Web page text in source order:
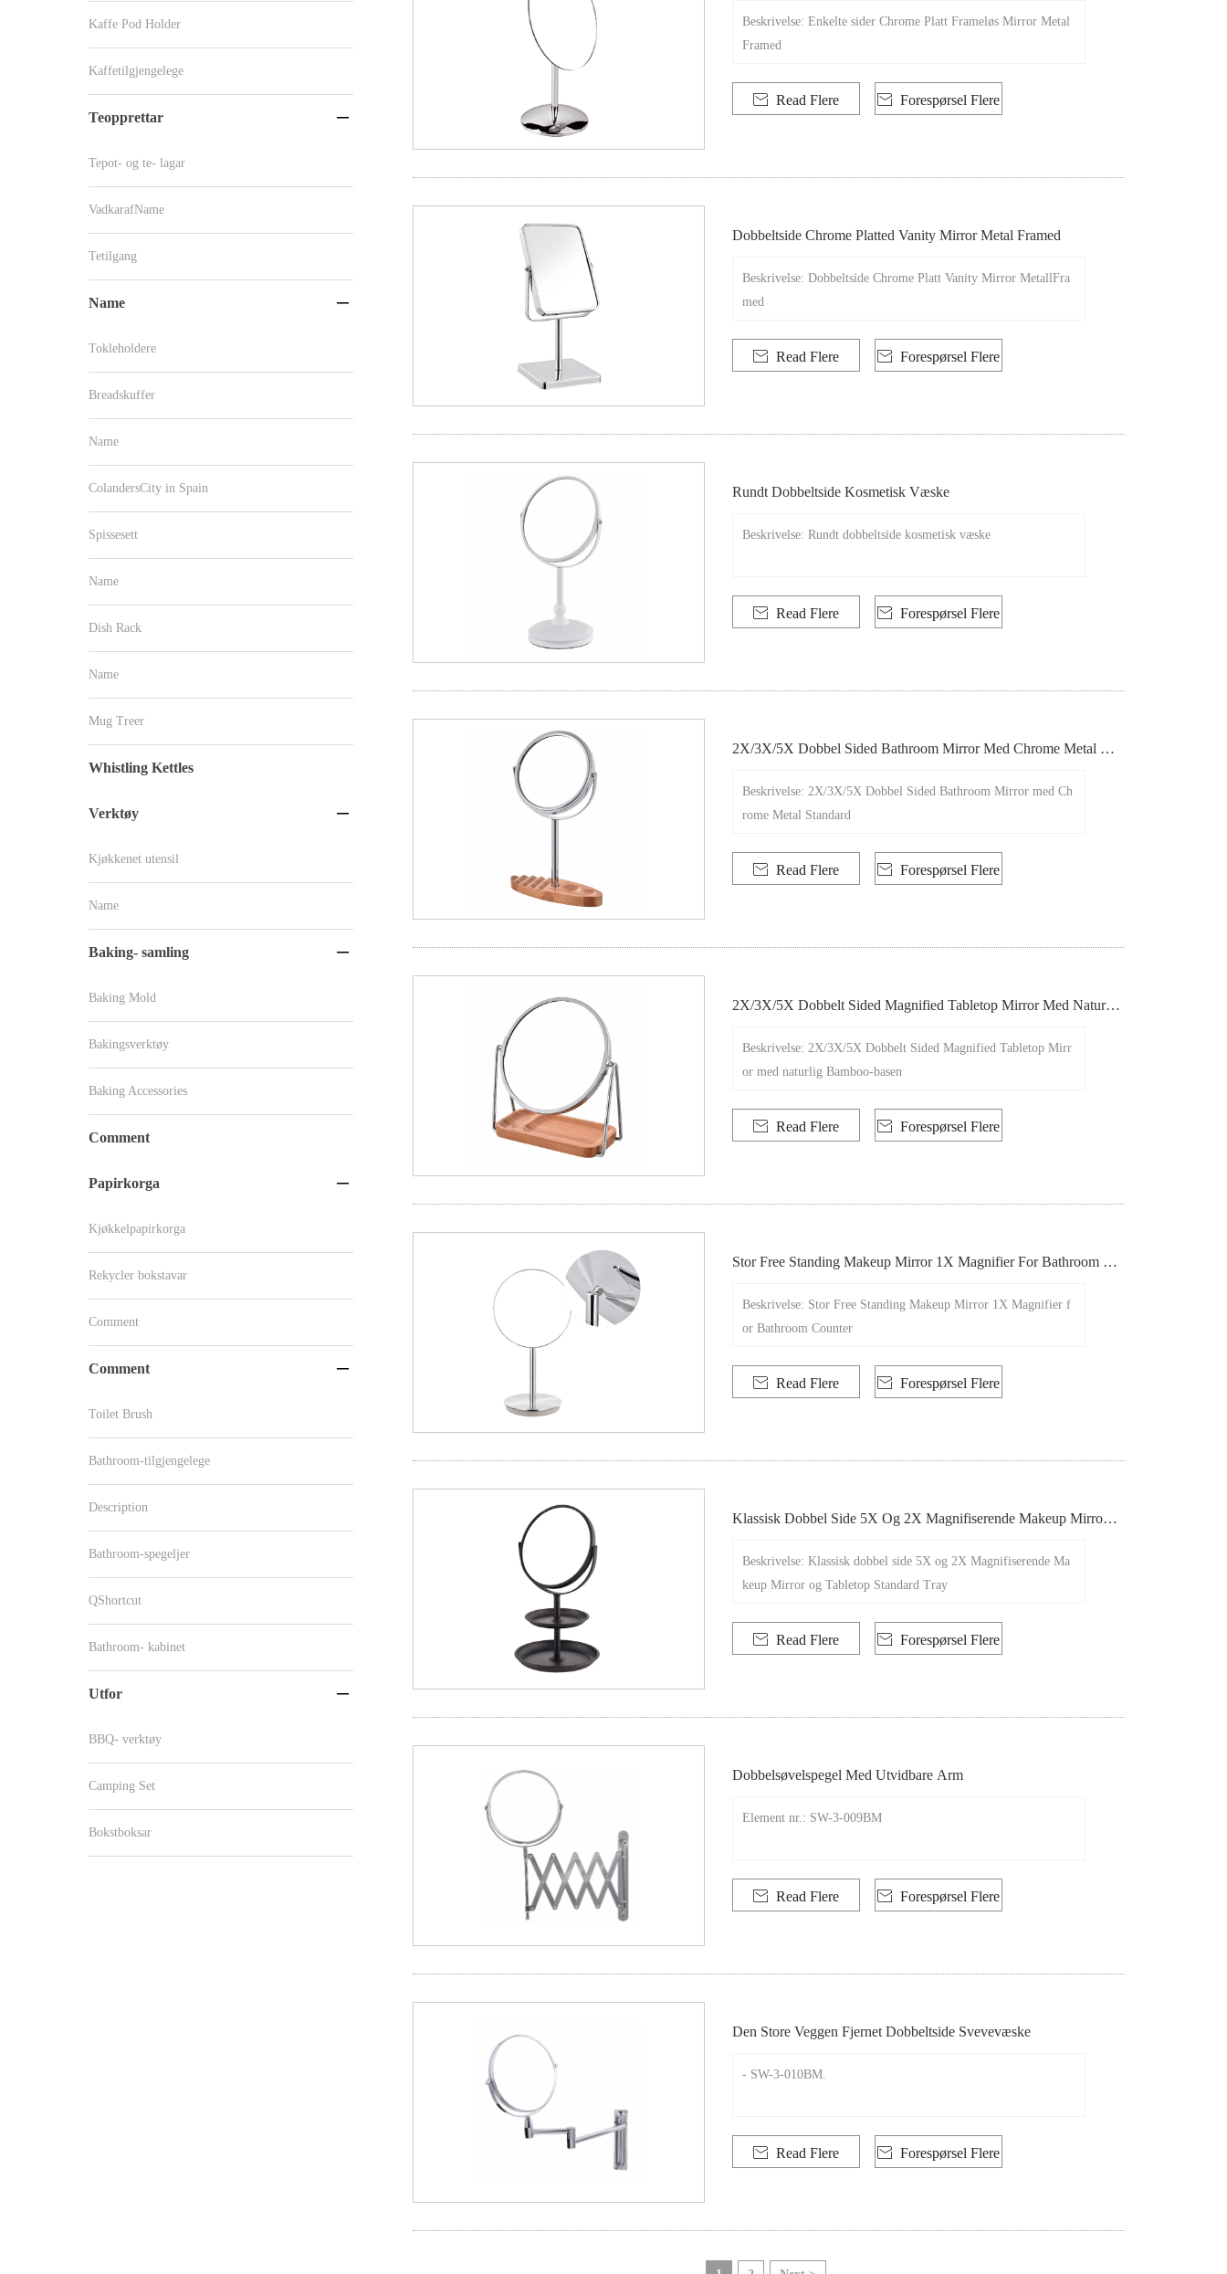
Kaffe Pod Holder
Kaffetilgjengelege
Teopprettar 
Tepot- og te- lagar
VadkarafName
Tetilgang
Name 
Tokleholdere
Breadskuffer
Name
ColandersCity in Spain
Spissesett
Name
Dish Rack
Name
Mug Treer
Whistling Kettles
Verktøy 
Kjøkkenet utensil
Name
Baking- samling 
Baking Mold
Bakingsverktøy
Baking Accessories
Comment
Papirkorga 
Kjøkkelpapirkorga
Rekycler bokstavar
Comment
Comment 
Toilet Brush
Bathroom-tilgjengelege
Description
Bathroom-spegeljer
QShortcut
Bathroom- kabinet
Utfor 
BBQ- verktøy
Camping Set
Bokstboksar
Beskrivelse: Enkelte sider Chrome Platt Frameløs Mirror Metal
Framed
 Read Flere  Forespørsel Flere
Dobbeltside Chrome Platted Vanity Mirror Metal Framed
Beskrivelse: Dobbeltside Chrome Platt Vanity Mirror MetallFra
med
 Read Flere  Forespørsel Flere
Rundt Dobbeltside Kosmetisk Væske
Beskrivelse: Rundt dobbeltside kosmetisk væske
 Read Flere  Forespørsel Flere
2X/3X/5X Dobbel Sided Bathroom Mirror Med Chrome Metal Sta
Beskrivelse: 2X/3X/5X Dobbel Sided Bathroom Mirror med Ch
rome Metal Standard
 Read Flere  Forespørsel Flere
2X/3X/5X Dobbelt Sided Magnified Tabletop Mirror Med Naturlig
Beskrivelse: 2X/3X/5X Dobbelt Sided Magnified Tabletop Mirr
or med naturlig Bamboo-basen
 Read Flere  Forespørsel Flere
Stor Free Standing Makeup Mirror 1X Magnifier For Bathroom Co
Beskrivelse: Stor Free Standing Makeup Mirror 1X Magnifier f
or Bathroom Counter
 Read Flere  Forespørsel Flere
Klassisk Dobbel Side 5X Og 2X Magnifiserende Makeup Mirror
Beskrivelse: Klassisk dobbel side 5X og 2X Magnifiserende Ma
keup Mirror og Tabletop Standard Tray
 Read Flere  Forespørsel Flere
Dobbelsøvelspegel Med Utvidbare Arm
Element nr.: SW-3-009BM
 Read Flere  Forespørsel Flere
Den Store Veggen Fjernet Dobbeltside Svevevæske
- SW-3-010BM.
 Read Flere  Forespørsel Flere